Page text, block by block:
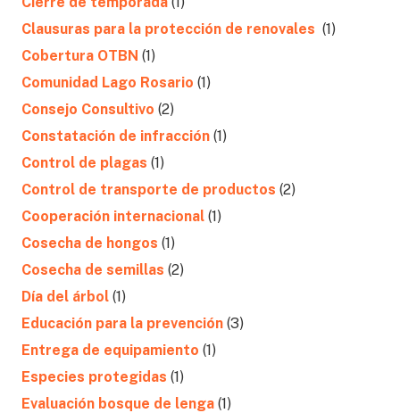
Clausuras para la protección de renovales (1)
Cobertura OTBN (1)
Comunidad Lago Rosario (1)
Consejo Consultivo (2)
Constatación de infracción (1)
Control de plagas (1)
Control de transporte de productos (2)
Cooperación internacional (1)
Cosecha de hongos (1)
Cosecha de semillas (2)
Día del árbol (1)
Educación para la prevención (3)
Entrega de equipamiento (1)
Especies protegidas (1)
Evaluación bosque de lenga (1)